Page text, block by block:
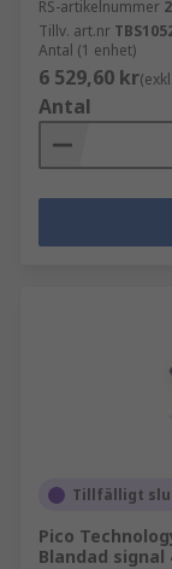
RS-artikelnummer
Tillv. art.nr
Antal (1 enhet)
6 529,60 kr
Antal
Tillfälligt
Pico
Blandad signal